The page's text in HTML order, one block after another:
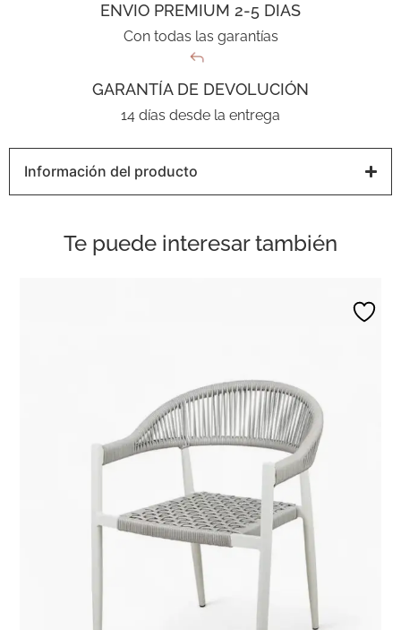
ENVIO PREMIUM 2-5 DIAS
Con todas las garantías
GARANTÍA DE DEVOLUCIÓN
14 días desde la entrega
Información del producto
Te puede interesar también